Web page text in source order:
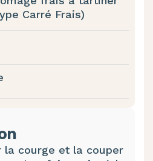
Carré Frais)
la courge et la couper